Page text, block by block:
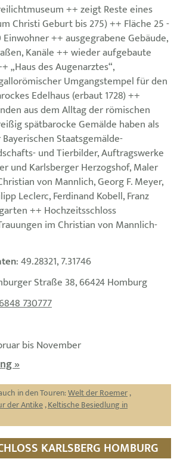
++ zeigt Reste eines
Christi Geburt bis 275) ++ Fläche 25 -
++ ausgegrabene Gebäude,
Kanäle ++ wieder aufgebaute
„Haus des Augenarztes“,
Umgangstempel für den
Edelhaus (erbaut 1728) ++
aus dem Alltag der römischen
spätbarocke Gemälde haben als
Staatsgemälde­
und Tierbilder, Auftragswerke
und Karlsberger Herzogshof, Maler
von Mannlich, Georg F. Meyer,
Leclerc, Ferdinand Kobell, Franz
++ Hochzeitsschloss
im Christian von Mannlich-
: 49.28321, 7.31746
Straße 38, 66424 Homburg
730777
bis November
»
in den Touren:Welt der Roemer,
der Antike,Keltische Besiedlung in
KARLSBERG HOMBURG